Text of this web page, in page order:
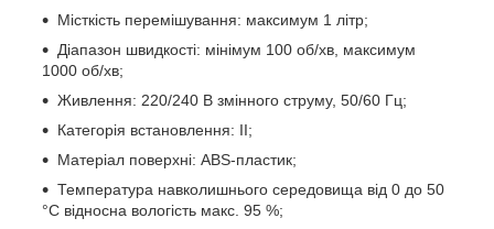
Місткість перемішування: максимум 1 літр;
Діапазон швидкості: мінімум 100 об/хв, максимум
1000 об/хв;
Живлення: 220/240 В змінного струму, 50/60 Гц;
Категорія встановлення: II;
Матеріал поверхні: ABS-пластик;
Температура навколишнього середовища від 0 до 50
°C відносна вологість макс. 95 %;